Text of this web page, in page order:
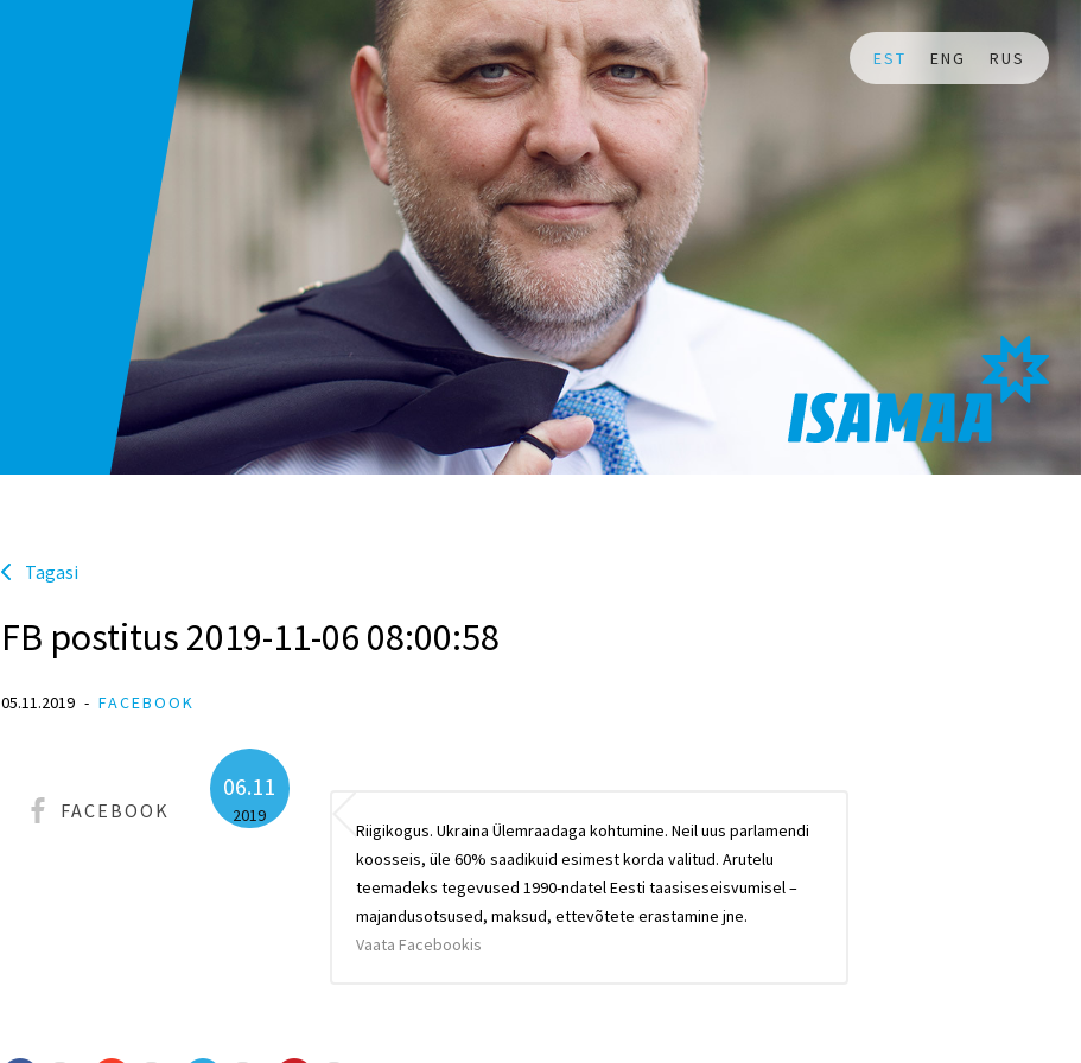
EST ENG RUS
Tagasi
FB postitus 2019-11-06 08:00:58
05.11.2019 FACEBOOK
FACEBOOK
06.11
2019
Riigikogus. Ukraina Ülemraadaga kohtumine. Neil uus parlamendi
koosseis, üle 60% saadikuid esimest korda valitud. Arutelu
teemadeks tegevused 1990-ndatel Eesti taasiseseisvumisel –
majandusotsused, maksud, ettevõtete erastamine jne.
Vaata Facebookis